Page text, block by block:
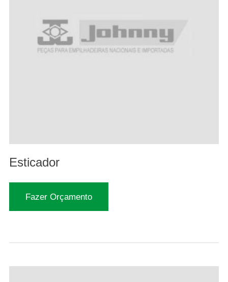
Esticador
Fazer Orçamento